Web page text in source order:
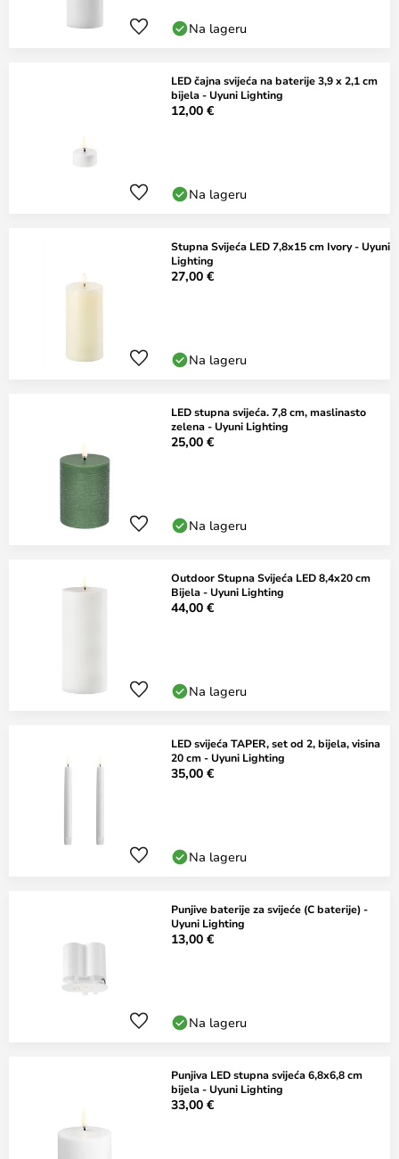
Na lageru
LED čajna svijeća na baterije 3,9 x 2,1 cm
bijela - Uyuni Lighting
12,00 €
Na lageru
Stupna Svijeća LED 7,8x15 cm Ivory - Uyuni
Lighting
27,00 €
Na lageru
LED stupna svijeća. 7,8 cm, maslinasto
zelena - Uyuni Lighting
25,00 €
Na lageru
Outdoor Stupna Svijeća LED 8,4x20 cm
Bijela - Uyuni Lighting
44,00 €
Na lageru
LED svijeća TAPER, set od 2, bijela, visina
20 cm - Uyuni Lighting
35,00 €
Na lageru
Punjive baterije za svijeće (C baterije) -
Uyuni Lighting
13,00 €
Na lageru
Punjiva LED stupna svijeća 6,8x6,8 cm
bijela - Uyuni Lighting
33,00 €